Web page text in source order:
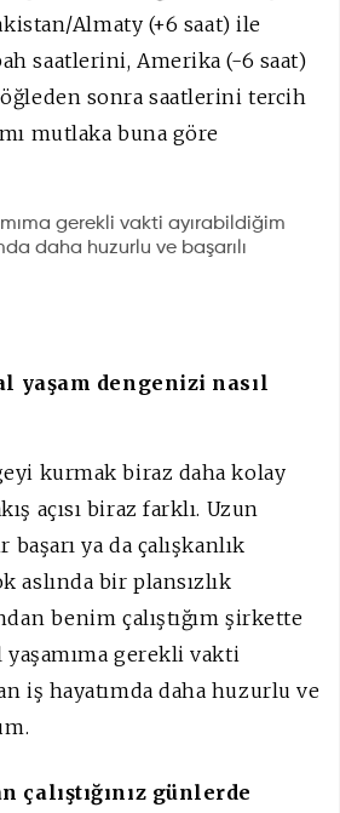
Almaty (+6 saat) ile
saatlerini, Amerika (-6 saat)
sonra saatlerini tercih
mutlaka buna göre
gerekli vakti ayırabildiğim
daha huzurlu ve başarılı
yaşam dengenizi nasıl
kurmak biraz daha kolay
açısı biraz farklı. Uzun
başarı ya da çalışkanlık
aslında bir plansızlık
benim çalıştığım şirkette
yaşamıma gerekli vakti
iş hayatımda daha huzurlu ve
çalıştığınız günlerde